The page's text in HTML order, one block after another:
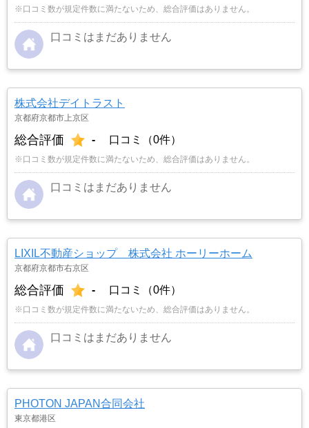
※口コミ数が規定件数に満たないため、総合評価はありません。
口コミはまだありません
株式会社デイトラスト
京都府京都市上京区
総合評価 - 口コミ（0件）
※口コミ数が規定件数に満たないため、総合評価はありません。
口コミはまだありません
LIXIL不動産ショップ 株式会社 ホーリーホーム
京都府京都市右京区
総合評価 - 口コミ（0件）
※口コミ数が規定件数に満たないため、総合評価はありません。
口コミはまだありません
PHOTON JAPAN合同会社
東京都港区